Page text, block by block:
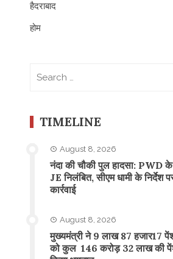
हैदराबाद
होम
TIMELINE
August 8, 2026
नंदा की चौकी पुल हादसा: PWD
JE निलंबित, सीएम धामी के निर्देश
कार्रवाई
August 8, 2026
मुख्यमंत्री ने 9 लाख 87 हजार17
को कुल 146 करोड़ 32 लाख की